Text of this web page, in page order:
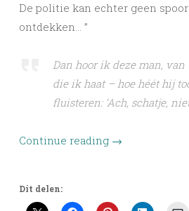
De politie kan echter geen
ontdekken… ”
Dan hoor ik deze man,
die ik haat – hoe héét hij
fluisteren: ‘Ach, schatje, niet
Continue reading →
Dit delen: